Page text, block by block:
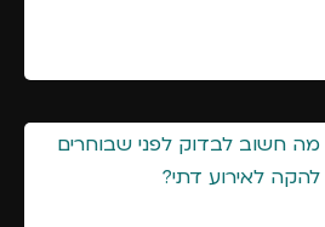
מה חשוב לבדוק לפני שבוחרים
להקה לאירוע דתי?